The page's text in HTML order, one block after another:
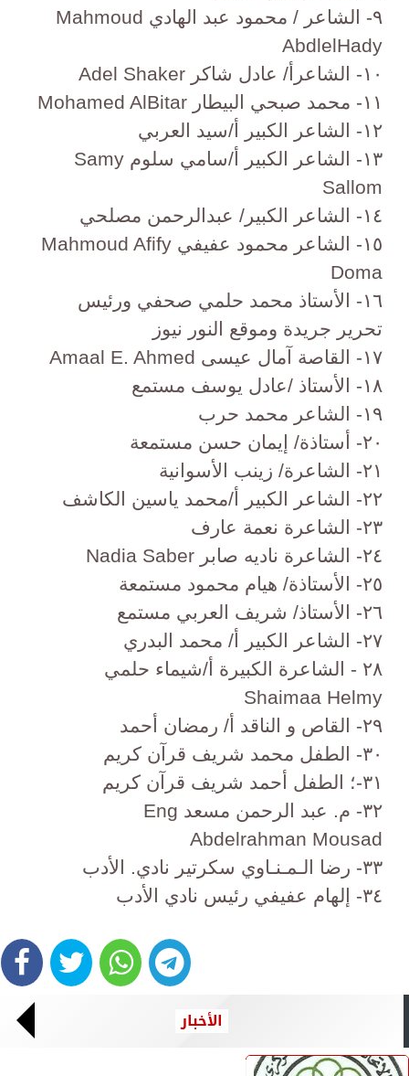
٩- الشاعر / محمود عبد الهادي Mahmoud
AbdlelHady
١٠- الشاعرأ/ عادل شاكر Adel Shaker
١١- محمد صبحي البيطار Mohamed AlBitar
١٢- الشاعر الكبير أ/سيد العربي
١٣- الشاعر الكبير أ/سامي سلوم Samy
Sallom
١٤- الشاعر الكبير/ عبدالرحمن مصلحي
١٥- الشاعر محمود عفيفي Mahmoud Afify
Doma
١٦- الأستاذ محمد حلمي صحفي ورئيس
تحرير جريدة وموقع النور نيوز
١٧- القاصة آمال عيسى Amaal E. Ahmed
١٨- الأستاذ /عادل يوسف مستمع
١٩- الشاعر محمد حرب
٢٠- أستاذة/ إيمان حسن مستمعة
٢١- الشاعرة/ زينب الأسوانية
٢٢- الشاعر الكبير أ/محمد ياسين الكاشف
٢٣- الشاعرة نعمة عارف
٢٤- الشاعرة ناديه صابر Nadia Saber
٢٥- الأستاذة/ هيام محمود مستمعة
٢٦- الأستاذ/ شريف العربي مستمع
٢٧- الشاعر الكبير أ/ محمد البدري
٢٨ - الشاعرة الكبيرة أ/شيماء حلمي
Shaimaa Helmy
٢٩- القاص و الناقد أ/ رمضان أحمد
٣٠- الطفل محمد شريف قرآن كريم
٣١-؛ الطفل أحمد شريف قرآن كريم
٣٢- م. عبد الرحمن مسعد Eng
Abdelrahman Mousad
٣٣- رضا الـمـنـاوي سكرتير نادي. الأدب
٣٤- إلهام عفيفي رئيس نادي الأدب
الأخبار